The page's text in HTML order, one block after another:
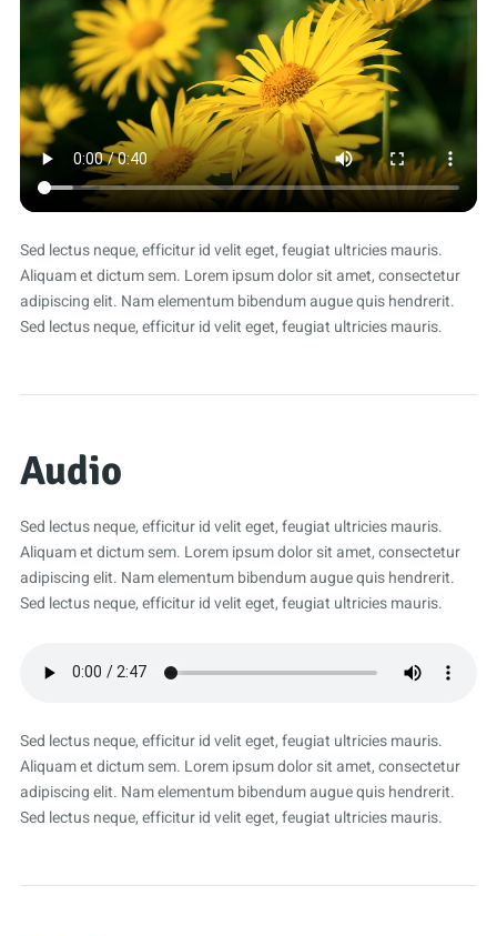
Sed lectus neque, efficitur id velit eget, feugiat ultricies mauris.
Aliquam et dictum sem. Lorem ipsum dolor sit amet, consectetur
adipiscing elit. Nam elementum bibendum augue quis hendrerit.
Sed lectus neque, efficitur id velit eget, feugiat ultricies mauris.
Audio
Sed lectus neque, efficitur id velit eget, feugiat ultricies mauris.
Aliquam et dictum sem. Lorem ipsum dolor sit amet, consectetur
adipiscing elit. Nam elementum bibendum augue quis hendrerit.
Sed lectus neque, efficitur id velit eget, feugiat ultricies mauris.
Sed lectus neque, efficitur id velit eget, feugiat ultricies mauris.
Aliquam et dictum sem. Lorem ipsum dolor sit amet, consectetur
adipiscing elit. Nam elementum bibendum augue quis hendrerit.
Sed lectus neque, efficitur id velit eget, feugiat ultricies mauris.